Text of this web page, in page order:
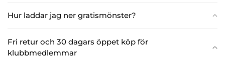
Hur laddar jag ner gratismönster?
Fri retur och 30 dagars öppet köp för
klubbmedlemmar